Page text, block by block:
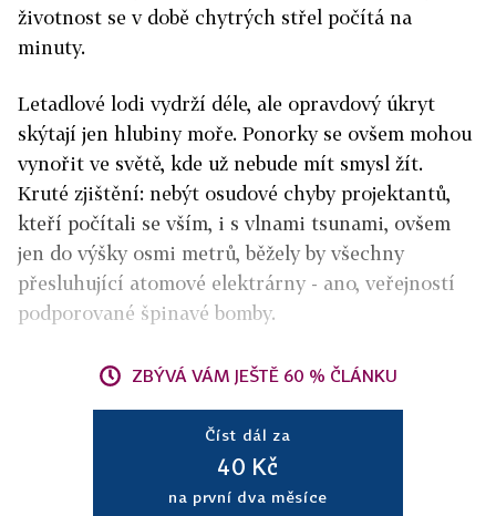
životnost se v době chytrých střel počítá na
minuty.
Letadlové lodi vydrží déle, ale opravdový úkryt
skýtají jen hlubiny moře. Ponorky se ovšem mohou
vynořit ve světě, kde už nebude mít smysl žít.
Kruté zjištění: nebýt osudové chyby projektantů,
kteří počítali se vším, i s vlnami tsunami, ovšem
jen do výšky osmi metrů, běžely by všechny
přesluhující atomové elektrárny - ano, veřejností
podporované špinavé bomby.
ZBÝVÁ VÁM JEŠTĚ 60 % ČLÁNKU
Číst dál za
40 Kč
na první dva měsíce